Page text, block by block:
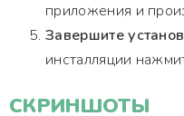
приложения и
Завершите
инсталляции
СКРИНШОТЫ